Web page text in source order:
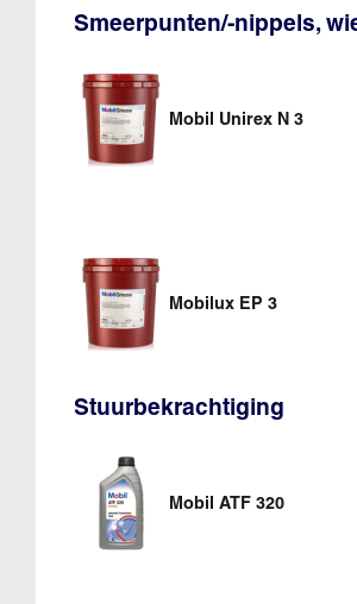
Smeerpunten/-nippels,
Mobil Unirex N 3
Mobilux EP 3
Stuurbekrachtiging
Mobil ATF 320